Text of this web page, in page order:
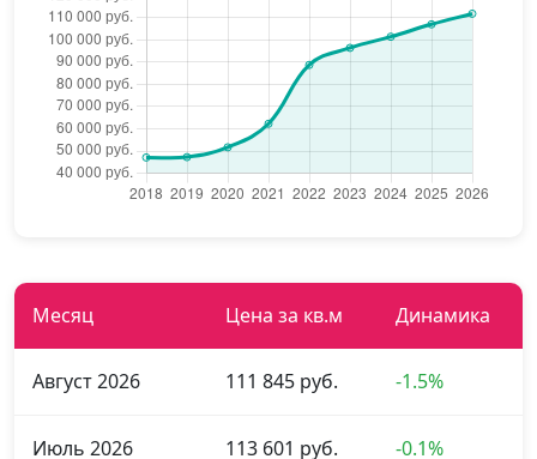
Месяц Цена за кв.м Динамика
Август 2026 111 845 руб. -1.5%
Июль 2026 113 601 руб. -0.1%